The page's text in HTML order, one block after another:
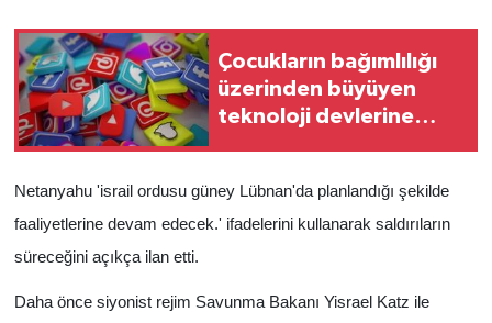
Çocukların bağımlılığı
üzerinden büyüyen
teknoloji devlerine
Netanyahu 'israil ordusu güney Lübnan'da planlandığı şekilde
faaliyetlerine devam edecek.' ifadelerini kullanarak saldırıların
süreceğini açıkça ilan etti.
Daha önce siyonist rejim Savunma Bakanı Yisrael Katz ile